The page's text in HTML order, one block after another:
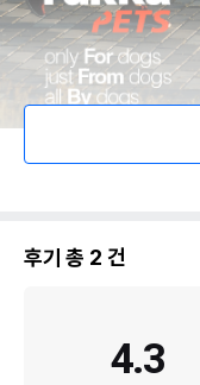
후기 총 2 건
4.3